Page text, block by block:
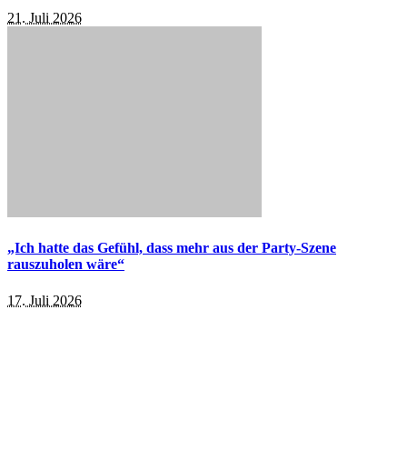
21. Juli 2026
„Ich hatte das Gefühl, dass mehr aus der Party-Szene
rauszuholen wäre“
17. Juli 2026